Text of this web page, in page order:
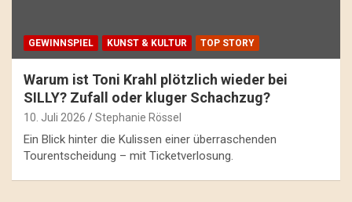
GEWINNSPIEL KUNST & KULTUR TOP STORY
Warum ist Toni Krahl plötzlich wieder bei
SILLY? Zufall oder kluger Schachzug?
10. Juli 2026 Stephanie Rössel
Ein Blick hinter die Kulissen einer überraschenden
Tourentscheidung – mit Ticketverlosung.